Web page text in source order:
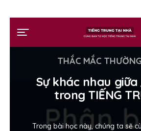
THẮC MẮC
Sự khác nhau giữa
trong TIẾNG
Trong bài học này, chúng ta sẽ